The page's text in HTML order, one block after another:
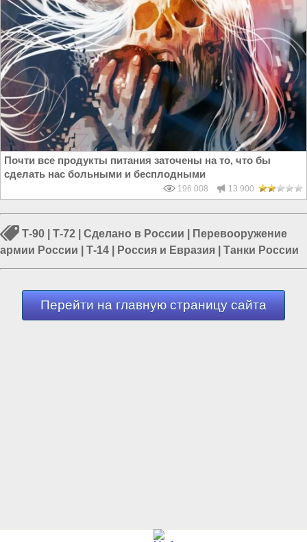
Почти все продукты питания заточены на то, что бы
сделать нас больными и бесплодными
196 008 13 900
Т-90 Т-72 Сделано в России
Перевооружение
армии России
Т-14 Россия и Евразия Танки России
Перейти на главную страницу сайта